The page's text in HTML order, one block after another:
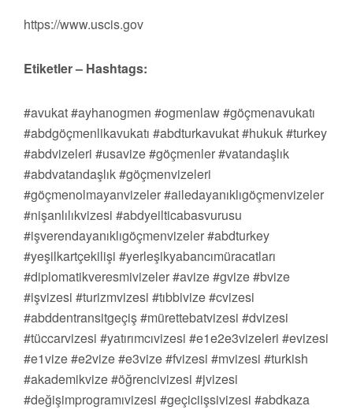
https://www.uscis.gov
Etiketler – Hashtags:
#avukat #ayhanogmen #ogmenlaw #göçmenavukatı
#abdgöçmenlikavukatı #abdturkavukat #hukuk #turkey
#abdvizeleri #usavize #göçmenler #vatandaşlık
#abdvatandaşlık #göçmenvizeleri
#göçmenolmayanvizeler #ailedayanıklıgöçmenvizeler
#nişanlılıkvizesi #abdyeilticabasvurusu
#işverendayanıklıgöçmenvizeler #abdturkey
#yeşilkartçekilişi #yerleşikyabancımüracatları
#diplomatikveresmivizeler #avize #gvize #bvize
#işvizesi #turizmvizesi #tıbbivize #cvizesi
#abddentransitgeçiş #mürettebatvizesi #dvizesi
#tüccarvizesi #yatırımcıvizesi #e1e2e3vizeleri #evizesi
#e1vize #e2vize #e3vize #fvizesi #mvizesi #turkish
#akademikvize #öğrencivizesi #jvizesi
#değişimprogramıvizesi #geçiciişsivizesi #abdkaza